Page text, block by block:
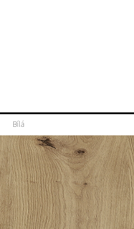
Bílá